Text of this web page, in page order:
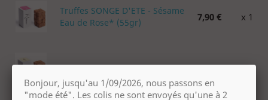
Truffes SONGE D'ETE - Sésame
Eau de Rose* (55gr)
7,90 € x 1
Truffes - Noix De Coco - 55g 12,00 € x 1
Bonjour, jusqu'au 1/09/2026, nous passons en
"mode été". Les colis ne sont envoyés qu'une à 2